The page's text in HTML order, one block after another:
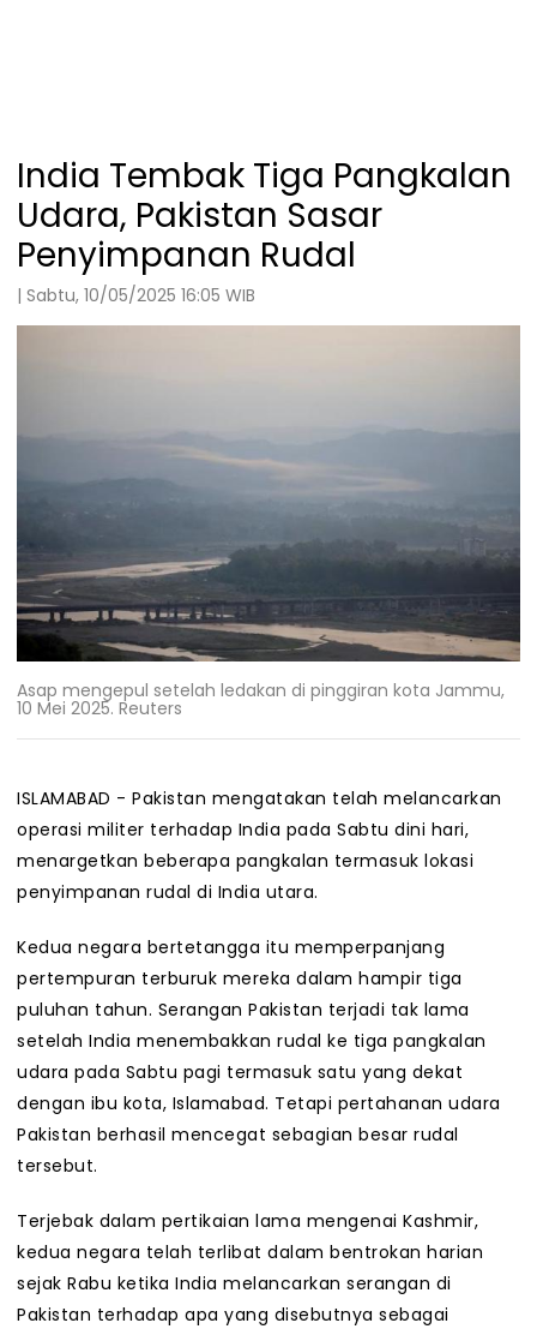
India Tembak Tiga Pangkalan
Udara, Pakistan Sasar
Penyimpanan Rudal
| Sabtu, 10/05/2025 16:05 WIB
Asap mengepul setelah ledakan di pinggiran kota Jammu,
10 Mei 2025. Reuters
ISLAMABAD - Pakistan mengatakan telah melancarkan
operasi militer terhadap India pada Sabtu dini hari,
menargetkan beberapa pangkalan termasuk lokasi
penyimpanan rudal di India utara.
Kedua negara bertetangga itu memperpanjang
pertempuran terburuk mereka dalam hampir tiga
puluhan tahun. Serangan Pakistan terjadi tak lama
setelah India menembakkan rudal ke tiga pangkalan
udara pada Sabtu pagi termasuk satu yang dekat
dengan ibu kota, Islamabad. Tetapi pertahanan udara
Pakistan berhasil mencegat sebagian besar rudal
tersebut.
Terjebak dalam pertikaian lama mengenai Kashmir,
kedua negara telah terlibat dalam bentrokan harian
sejak Rabu ketika India melancarkan serangan di
Pakistan terhadap apa yang disebutnya sebagai